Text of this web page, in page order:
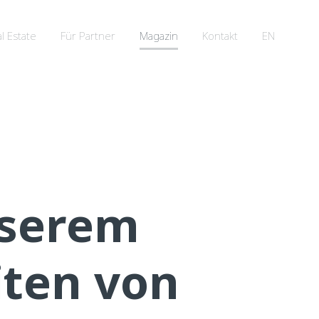
Estate Für Partner Magazin Kontakt EN
von